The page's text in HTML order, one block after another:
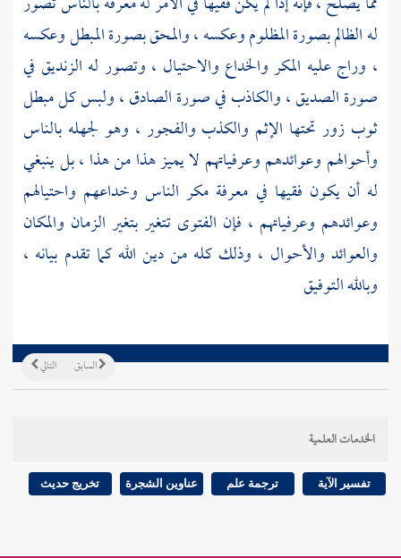
له الظالم بصورة المظلوم وعكسه ، والمحق بصورة المبطل وعكسه
، وراج عليه المكر والخداع والاحتيال ، وتصور له الزنديق في
صورة الصديق ، والكاذب في صورة الصادق ، ولبس كل مبطل
ثوب زور تحتها الإثم والكذب والفجور ، وهو لجهله بالناس
وأحوالهم وعوائدهم وعرفياتهم لا يميز هذا من هذا ، بل ينبغي
له أن يكون فقيها في معرفة مكر الناس وخداعهم واحتيالهم
وعوائدهم وعرفياتهم ، فإن الفتوى تتغير بتغير الزمان والمكان
والعوائد والأحوال ، وذلك كله من دين الله كما تقدم بيانه ،
وبالله التوفيق
التالي السابق
الخدمات العلمية
تفسير الآية ترجمة علم عناوين الشجرة تخريج حديث